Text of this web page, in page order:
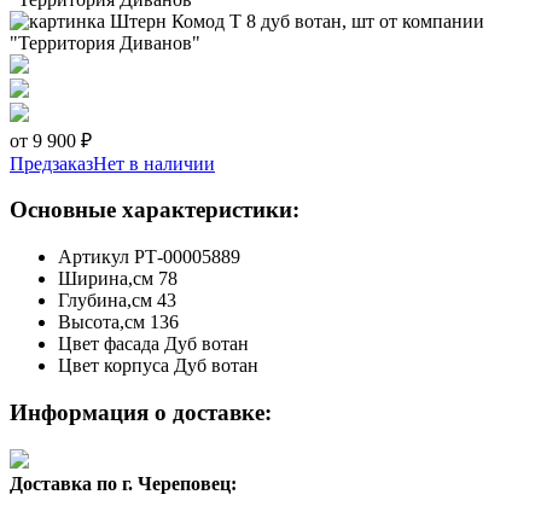
от 9 900 ₽
ПредзаказНет в наличии
Основные характеристики:
Артикул РТ-00005889
Ширина,см 78
Глубина,см 43
Высота,см 136
Цвет фасада Дуб вотан
Цвет корпуса Дуб вотан
Информация о доставке:
Доставка по г. Череповец: